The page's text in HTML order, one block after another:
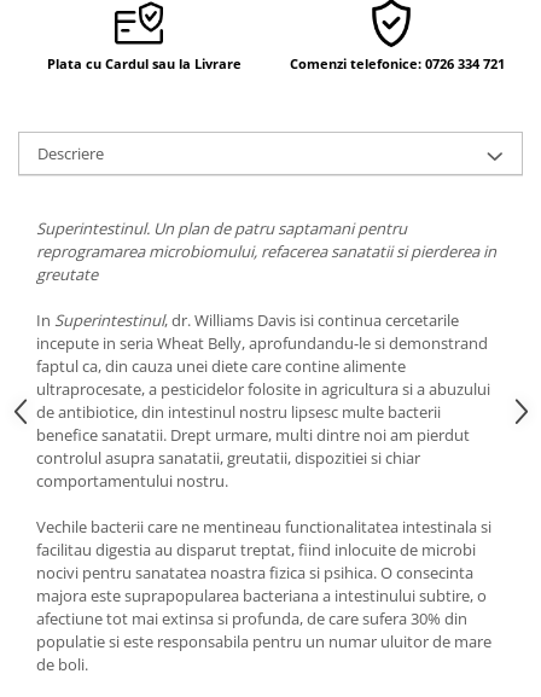
Vindecare spirituală
Viaţa de după moarte
Supă de pui pentru suflet
Yoga
Spiritualitate şi ştiinţă
Fără categorie
Cunoaștere
Plata cu Cardul sau la Livrare Comenzi telefonice: 0726 334 721
Descriere
Superintestinul. Un plan de patru saptamani pentru
reprogramarea microbiomului, refacerea sanatatii si pierderea in
greutate
In Superintestinul, dr. Williams Davis isi continua cercetarile
incepute in seria Wheat Belly, aprofundandu-le si demonstrand
faptul ca, din cauza unei diete care contine alimente
ultraprocesate, a pesticidelor folosite in agricultura si a abuzului
de antibiotice, din intestinul nostru lipsesc multe bacterii
benefice sanatatii. Drept urmare, multi dintre noi am pierdut
controlul asupra sanatatii, greutatii, dispozitiei si chiar
comportamentului nostru.
Vechile bacterii care ne mentineau functionalitatea intestinala si
facilitau digestia au disparut treptat, fiind inlocuite de microbi
nocivi pentru sanatatea noastra fizica si psihica. O consecinta
majora este suprapopularea bacteriana a intestinului subtire, o
afectiune tot mai extinsa si profunda, de care sufera 30% din
populatie si este responsabila pentru un numar uluitor de mare
de boli.